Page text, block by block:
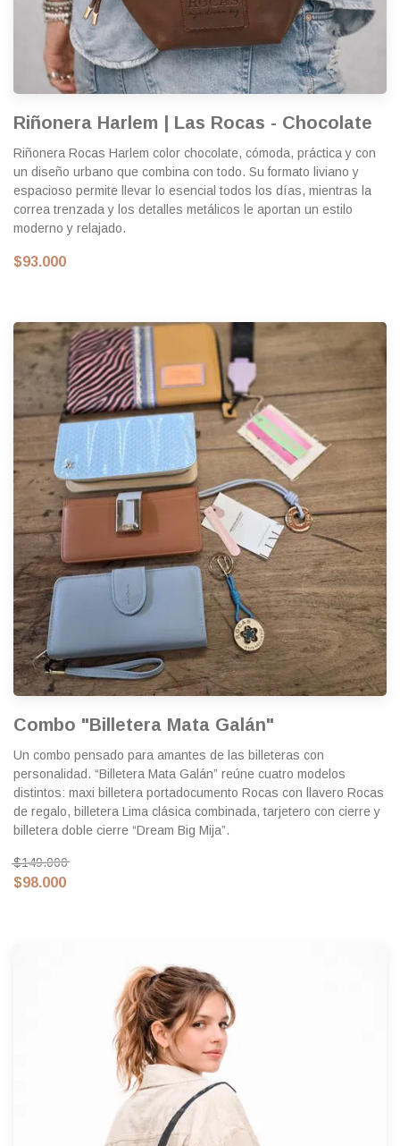
Riñonera Harlem | Las Rocas - Chocolate
Riñonera Rocas Harlem color chocolate, cómoda, práctica y con
un diseño urbano que combina con todo. Su formato liviano y
espacioso permite llevar lo esencial todos los días, mientras la
correa trenzada y los detalles metálicos le aportan un estilo
moderno y relajado.
$93.000
Combo "Billetera Mata Galán"
Un combo pensado para amantes de las billeteras con
personalidad. “Billetera Mata Galán” reúne cuatro modelos
distintos: maxi billetera portadocumento Rocas con llavero Rocas
de regalo, billetera Lima clásica combinada, tarjetero con cierre y
billetera doble cierre “Dream Big Mija”.
$149.000
$98.000